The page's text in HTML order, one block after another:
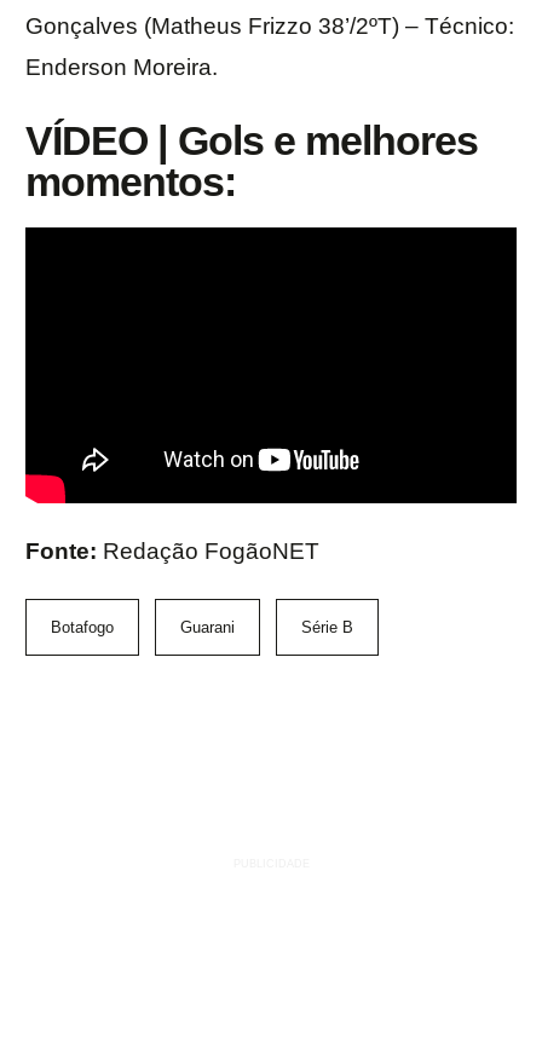
Gonçalves (Matheus Frizzo 38’/2ºT) – Técnico:
Enderson Moreira.
VÍDEO | Gols e melhores
momentos:
Fonte: Redação FogãoNET
Botafogo Guarani Série B